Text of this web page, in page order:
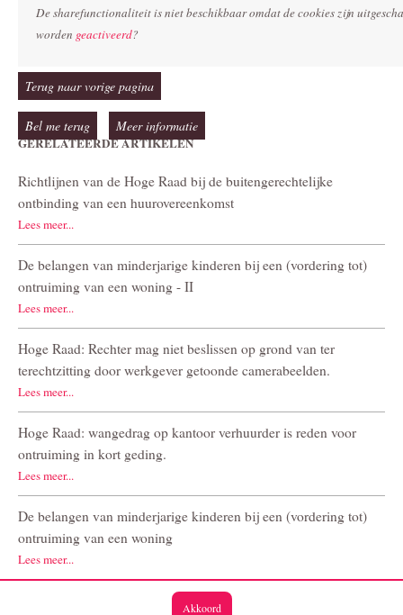
De sharefunctionaliteit is niet beschikbaar omdat de cookies zijn
worden geactiveerd?
Terug naar vorige pagina
Bel me terug Meer informatie
GERELATEERDE ARTIKELEN
Richtlijnen van de Hoge Raad bij de buitengerechtelijke
ontbinding van een huurovereenkomst
Lees meer...
De belangen van minderjarige kinderen bij een (vordering tot)
ontruiming van een woning - II
Lees meer...
Hoge Raad: Rechter mag niet beslissen op grond van ter
terechtzitting door werkgever getoonde camerabeelden.
Lees meer...
Hoge Raad: wangedrag op kantoor verhuurder is reden voor
ontruiming in kort geding.
Lees meer...
De belangen van minderjarige kinderen bij een (vordering tot)
ontruiming van een woning
Lees meer...
Akkoord